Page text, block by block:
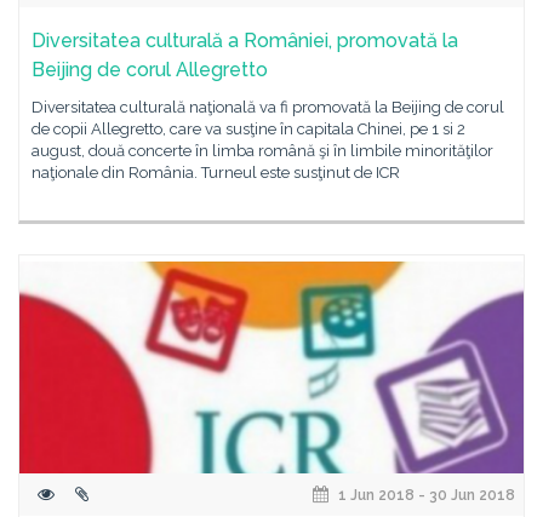
Diversitatea culturală a României, promovată la
Beijing de corul Allegretto
Diversitatea culturală naţională va fi promovată la Beijing de corul
de copii Allegretto, care va susţine în capitala Chinei, pe 1 si 2
august, două concerte în limba română şi în limbile minorităţilor
naţionale din România. Turneul este susţinut de ICR
1 Jun 2018 - 30 Jun 2018